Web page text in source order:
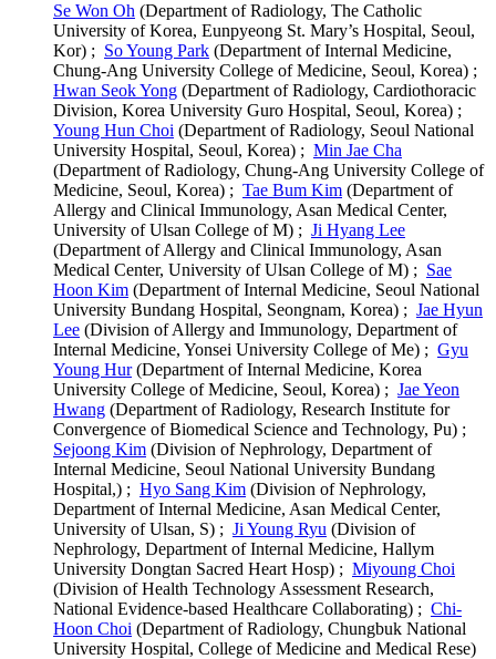
Se Won Oh (Department of Radiology, The Catholic
University of Korea, Eunpyeong St. Mary’s Hospital, Seoul,
Kor) ; So Young Park (Department of Internal Medicine,
Chung-Ang University College of Medicine, Seoul, Korea) ;
Hwan Seok Yong (Department of Radiology, Cardiothoracic
Division, Korea University Guro Hospital, Seoul, Korea) ;
Young Hun Choi (Department of Radiology, Seoul National
University Hospital, Seoul, Korea) ; Min Jae Cha
(Department of Radiology, Chung-Ang University College of
Medicine, Seoul, Korea) ; Tae Bum Kim (Department of
Allergy and Clinical Immunology, Asan Medical Center,
University of Ulsan College of M) ; Ji Hyang Lee
(Department of Allergy and Clinical Immunology, Asan
Medical Center, University of Ulsan College of M) ; Sae
Hoon Kim (Department of Internal Medicine, Seoul National
University Bundang Hospital, Seongnam, Korea) ; Jae Hyun
Lee (Division of Allergy and Immunology, Department of
Internal Medicine, Yonsei University College of Me) ; Gyu
Young Hur(Department of Internal Medicine, Korea
University College of Medicine, Seoul, Korea) ; Jae Yeon
Hwang (Department of Radiology, Research Institute for
Convergence of Biomedical Science and Technology, Pu) ;
Sejoong Kim (Division of Nephrology, Department of
Internal Medicine, Seoul National University Bundang
Hospital,) ; Hyo Sang Kim (Division of Nephrology,
Department of Internal Medicine, Asan Medical Center,
University of Ulsan, S) ; Ji Young Ryu (Division of
Nephrology, Department of Internal Medicine, Hallym
University Dongtan Sacred Heart Hosp) ; Miyoung Choi
(Division of Health Technology Assessment Research,
National Evidence-based Healthcare Collaborating) ; Chi-
Hoon Choi (Department of Radiology, Chungbuk National
University Hospital, College of Medicine and Medical Rese)